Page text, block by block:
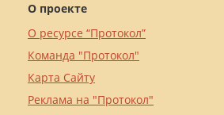
О проекте
О ресурсе “Протокол”
Команда "Протокол"
Карта Сайту
Реклама на "Протокол"